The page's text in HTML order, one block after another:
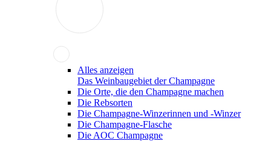
Alles anzeigen
Das Weinbaugebiet der Champagne
Die Orte, die den Champagne machen
Die Rebsorten
Die Champagne-Winzerinnen und -Winzer
Die Champagne-Flasche
Die AOC Champagne